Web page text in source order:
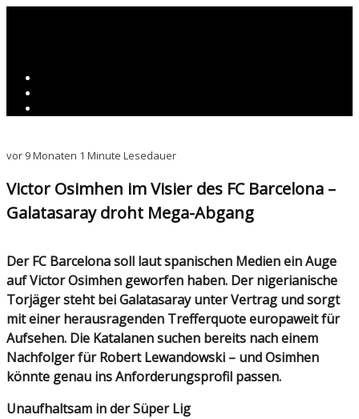
vor 9 Monaten 1 Minute Lesedauer
Victor Osimhen im Visier des FC Barcelona –
Galatasaray droht Mega-Abgang
Der FC Barcelona soll laut spanischen Medien ein Auge
auf Victor Osimhen geworfen haben. Der nigerianische
Torjäger steht bei Galatasaray unter Vertrag und sorgt
mit einer herausragenden Trefferquote europaweit für
Aufsehen. Die Katalanen suchen bereits nach einem
Nachfolger für Robert Lewandowski – und Osimhen
könnte genau ins Anforderungsprofil passen.
Unaufhaltsam in der Süper Lig